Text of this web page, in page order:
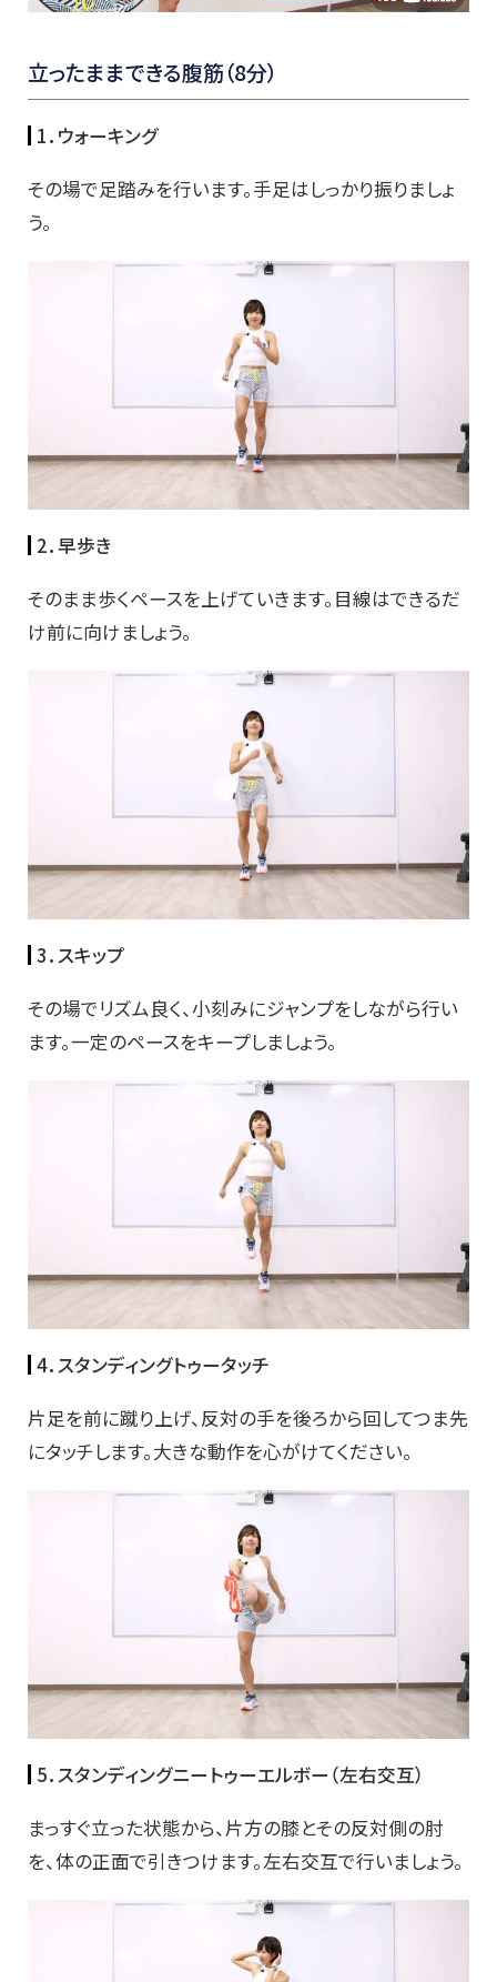
立ったままできる腹筋（8分）
1．ウォーキング
その場で足踏みを行います。手足はしっかり振りましょ
う。
2．早歩き
そのまま歩くペースを上げていきます。目線はできるだ
け前に向けましょう。
3．スキップ
その場でリズム良く、小刻みにジャンプをしながら行い
ます。一定のペースをキープしましょう。
4．スタンディングトゥータッチ
片足を前に蹴り上げ、反対の手を後ろから回してつま先
にタッチします。大きな動作を心がけてください。
5．スタンディングニートゥーエルボー（左右交互）
まっすぐ立った状態から、片方の膝とその反対側の肘
を、体の正面で引きつけます。左右交互で行いましょう。